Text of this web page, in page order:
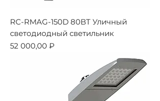
RC-RMAG-150D 80ВТ Уличный
светодиодный светильник
Цена
52 000,00 ₽